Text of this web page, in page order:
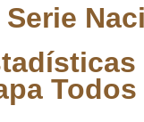
Serie